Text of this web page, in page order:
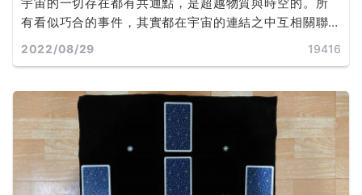
有看似巧合的事件，其實都在宇宙的連結之中互相關聯
著。藉由這樣的原理，隨機抽出來的牌，一定和所問的
2022/08/29 19416